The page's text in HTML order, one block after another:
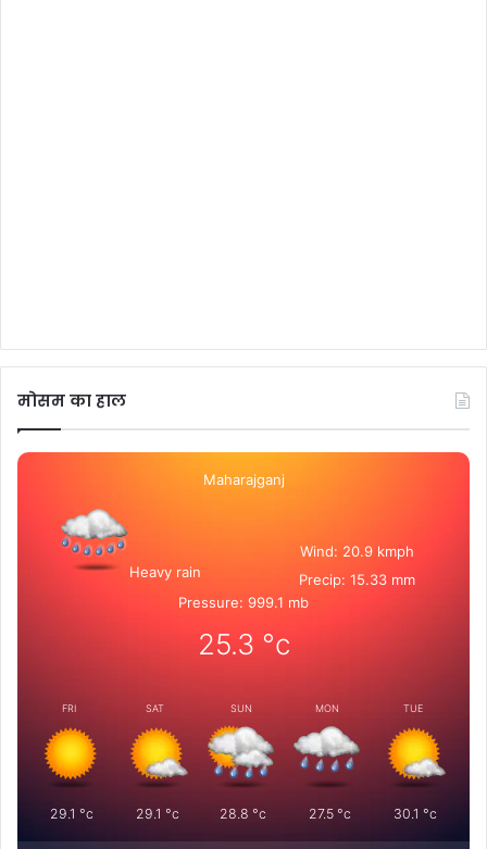
मोसम का हाल
Maharajganj
Heavy rain
Wind: 20.9 kmph
Precip: 15.33 mm
Pressure: 999.1 mb
25.3 °c
FRI
29.1 °c
SAT
29.1 °c
SUN
28.8 °c
MON
27.5°c
TUE
30.1 °c